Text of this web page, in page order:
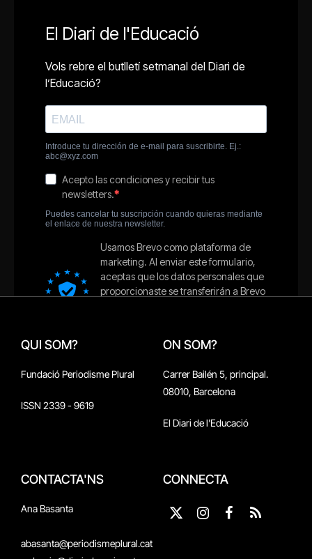
QUI SOM?
Fundació Periodisme Plural
ISSN 2339 - 9619
ON SOM?
Carrer Bailén 5, principal.
08010, Barcelona
El Diari de l'Educació
CONTACTA'NS
Ana Basanta
abasanta@periodismeplural.cat
CONNECTA
X
Instagram
Facebook
RSS